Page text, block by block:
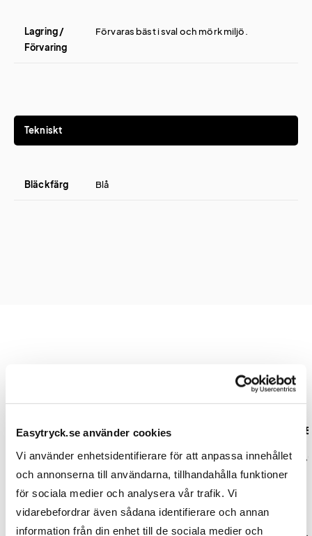
Easytryck.se använder cookies
Vi använder enhetsidentifierare för att anpassa innehållet
och annonserna till användarna, tillhandahålla funktioner
för sociala medier och analysera vår trafik. Vi
vidarebefordrar även sådana identifierare och annan
information från din enhet till de sociala medier och
Lagring /
Förvaring
Förvaras bäst i sval och mörk miljö.
Tekniskt
Bläckfärg Blå
Antal 100
Pris kr / st 7,65 5,10 4,20
Designmetod
Logoverktyget 0,00 0,00 0,00